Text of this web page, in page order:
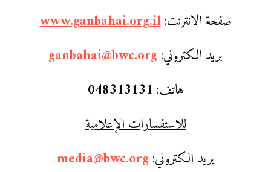
صفحة الانترنت:www.ganbahai.org.il
بريد الكتروني: ganbahai@bwc.org
هاتف: 048313131
للاستفسارات الإعلامية
بريد الكتروني: media@bwc.org